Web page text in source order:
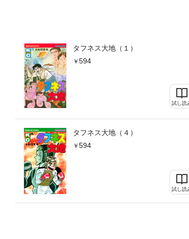
タフネス大地（１）
594
試し読
タフネス大地（４）
594
試し読